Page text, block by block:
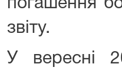
погашення
звіту.
У вересні